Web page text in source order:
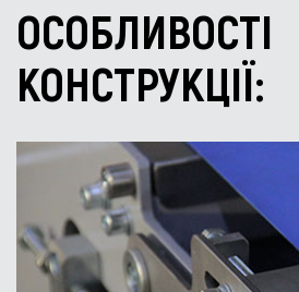
ОСОБЛИВОСТІ
КОНСТРУКЦІЇ: